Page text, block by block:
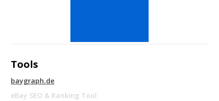
Tools
baygraph.de
eBay SEO & Ranking Tool